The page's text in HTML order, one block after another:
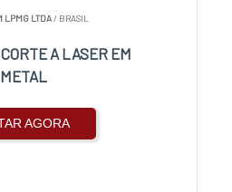
LPMG LTDA/ BRASIL
A LASER EM
METAL
AGORA